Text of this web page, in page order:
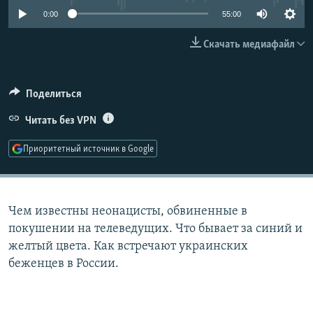
РАСПИСАНИЕ ВЕЩАНИЯ
0:00 55:00
Скачать медиафайл
Поделиться
Читать без VPN
Приоритетный источник в Google
Чем известны неонацисты, обвиненные в
покушении на телеведущих. Что бывает за синий и
желтый цвета. Как встречают украинских
беженцев в России.